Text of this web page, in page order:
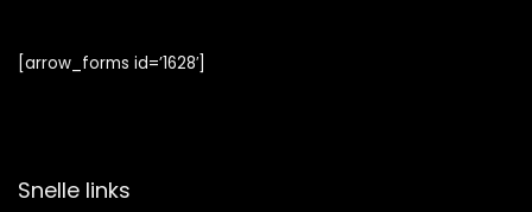
[arrow_forms id=’1628′]
Snelle links